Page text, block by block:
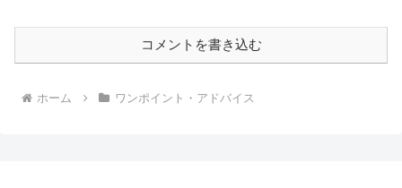
コメントを書き込む
ホーム ワンポイント・アドバイス